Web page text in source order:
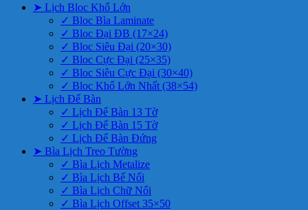
➤ Lịch Bloc Khổ Lớn
✓ Bloc Bìa Laminate
✓ Bloc Đại ĐB (17×24)
✓ Bloc Siêu Đại (20×30)
✓ Bloc Cực Đại (25×35)
✓ Bloc Siêu Cực Đại (30×40)
✓ Bloc Khổ Lớn Nhất (38×54)
➤ Lịch Để Bàn
✓ Lịch Để Bàn 13 Tờ
✓ Lịch Để Bàn 15 Tờ
✓ Lịch Để Bàn Đứng
➤ Bìa Lịch Treo Tường
✓ Bìa Lịch Metalize
✓ Bìa Lịch Bế Nổi
✓ Bìa Lịch Chữ Nổi
✓ Bìa Lịch Offset 35×50